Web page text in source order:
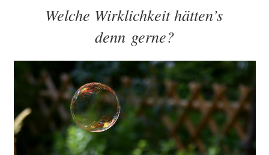
Welche Wirklichkeit hätten’s
denn gerne?